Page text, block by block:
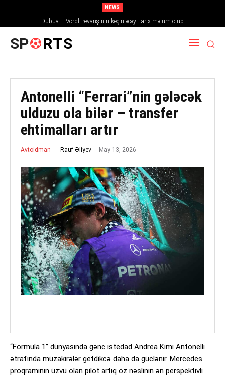
NEWS
Dübua – Vordli revanşının keçiriləcəyi tarix məlum olub
SP RTS
Antonelli “Ferrari”nin gələcək
ulduzu ola bilər – transfer
ehtimalları artır
Avtoidman Rauf Əliyev May 13, 2026
“Formula 1” dünyasında gənc istedad Andrea Kimi Antonelli
ətrafında müzakirələr getdikcə daha da güclənir. Mercedes
proqramının üzvü olan pilot artıq öz nəslinin ən perspektivli